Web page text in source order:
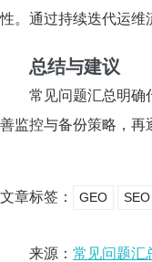
性。通过持续迭代运维
总结与建议
常见问题汇总明确
善监控与备份策略，再
文章标签： GEO SEO
来源： 常见问题汇